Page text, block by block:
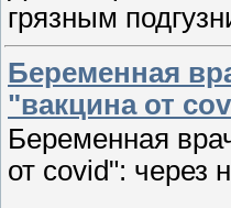
грязным
Беременная
"вакцина от
Беременная
от covid": через